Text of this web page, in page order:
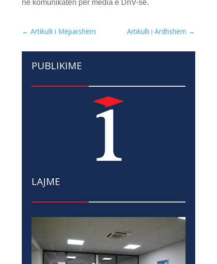
në komunikatën për media e DnV-së.
← Artikulli i Mëparshëm Artikulli i Ardhshëm →
PUBLIKIME
LAJME